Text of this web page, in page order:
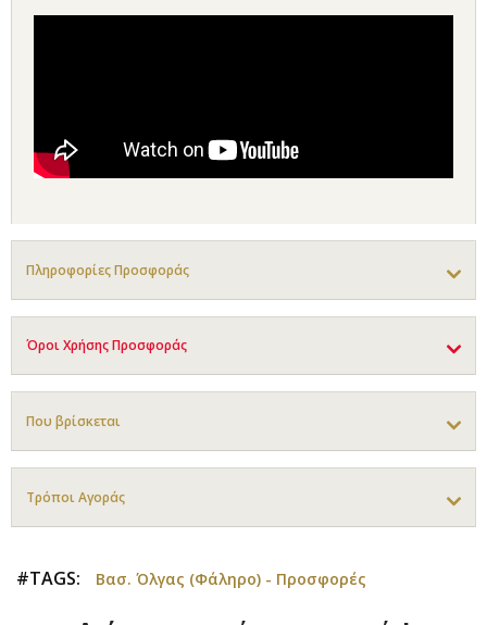
Πληροφορίες Προσφοράς
Όροι Χρήσης Προσφοράς
Που βρίσκεται
Τρόποι Αγοράς
#TAGS: Βασ. Όλγας (Φάληρο) - Προσφορές